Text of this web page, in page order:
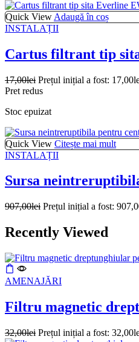
Quick View Adaugă în coș
INSTALAȚII
Cartus filtrant tip
17,00lei Prețul inițial a fost:
Pret redus
Stoc epuizat
Quick View Citește mai mult
INSTALAȚII
Sursa
907,00lei Prețul inițial a fost:
Recently Viewed
AMENAJĂRI
Filtru magnetic
32,00lei Prețul inițial a fost: